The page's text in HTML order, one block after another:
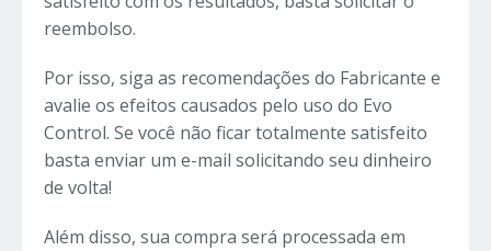
reembolso.
Por isso, siga as recomendações do Fabricante e
avalie os efeitos causados pelo uso do Evo
Control. Se você não ficar totalmente satisfeito
basta enviar um e-mail solicitando seu dinheiro
de volta!
Além disso, sua compra será processada em